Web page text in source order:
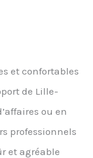
et confortables
de Lille-
ou en
professionnels
et agréable